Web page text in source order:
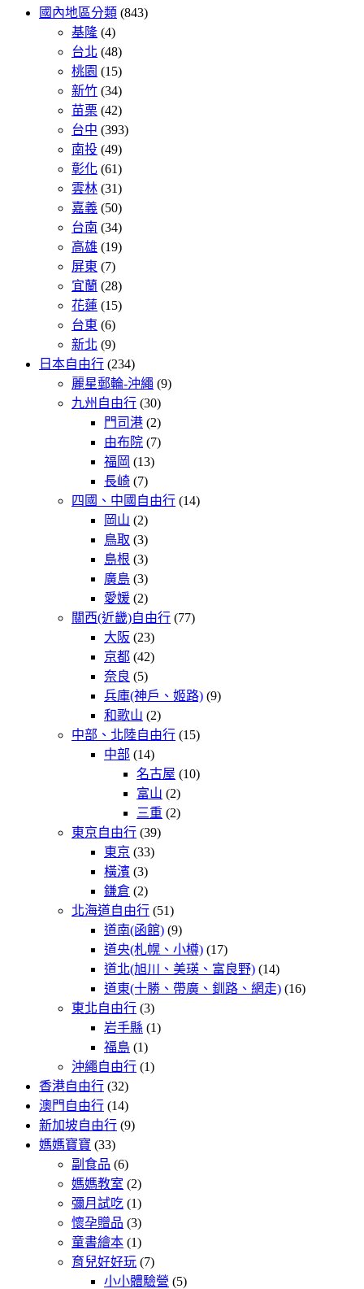
國內地區分類 (843)
基隆 (4)
台北 (48)
桃園 (15)
新竹 (34)
苗栗 (42)
台中 (393)
南投 (49)
彰化 (61)
雲林 (31)
嘉義 (50)
台南 (34)
高雄 (19)
屏東 (7)
宜蘭 (28)
花蓮 (15)
台東 (6)
新北 (9)
日本自由行 (234)
麗星郵輪-沖繩 (9)
九州自由行 (30)
門司港 (2)
由布院 (7)
福岡 (13)
長崎 (7)
四國、中國自由行 (14)
岡山 (2)
鳥取 (3)
島根 (3)
廣島 (3)
愛媛 (2)
關西(近畿)自由行 (77)
大阪 (23)
京都 (42)
奈良 (5)
兵庫(神戶、姬路) (9)
和歌山 (2)
中部、北陸自由行 (15)
中部 (14)
名古屋 (10)
富山 (2)
三重 (2)
東京自由行 (39)
東京 (33)
橫濱 (3)
鎌倉 (2)
北海道自由行 (51)
道南(函館) (9)
道央(札幌、小樽) (17)
道北(旭川、美瑛、富良野) (14)
道東(十勝、帶廣、釧路、網走) (16)
東北自由行 (3)
岩手縣 (1)
福島 (1)
沖繩自由行 (1)
香港自由行 (32)
澳門自由行 (14)
新加坡自由行 (9)
媽媽寶寶 (33)
副食品 (6)
媽媽教室 (2)
彌月試吃 (1)
懷孕贈品 (3)
童書繪本 (1)
育兒好好玩 (7)
小小體驗營 (5)